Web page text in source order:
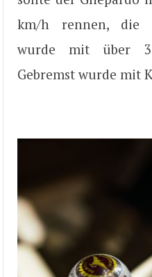
km/h rennen, die
wurde mit über
Gebremst wurde mit